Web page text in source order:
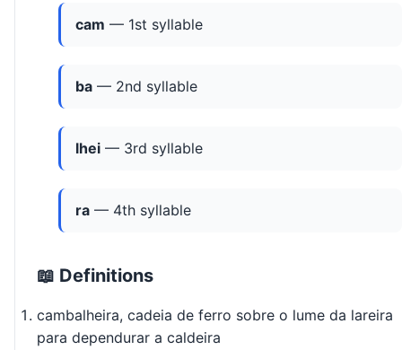
cam — 1st syllable
ba — 2nd syllable
lhei — 3rd syllable
ra — 4th syllable
📖 Definitions
cambalheira, cadeia de ferro sobre o lume da lareira
para dependurar a caldeira